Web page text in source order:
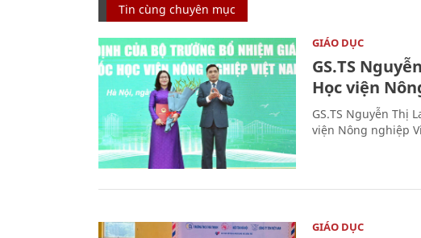
Tin cùng chuyên mục
GIÁO DỤC
GS.TS
Học viện
GS.TS Nguyễn Thị
viện Nông nghiệp
GIÁO DỤC